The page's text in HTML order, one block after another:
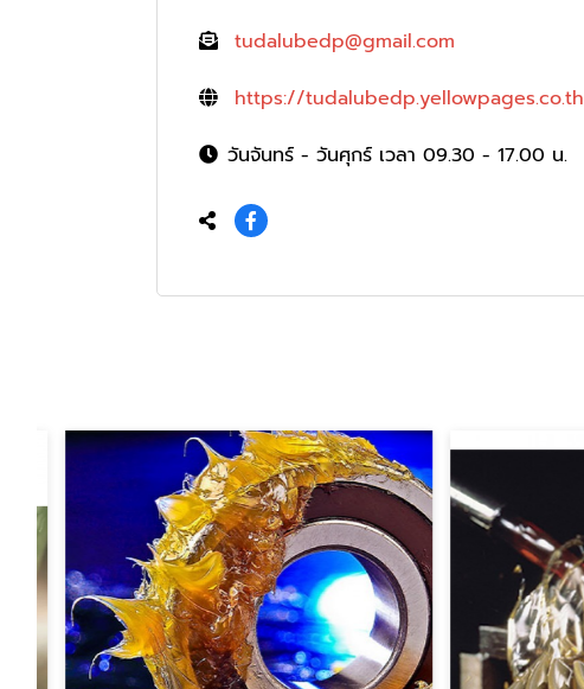
tudalubedp@gmail.com
https://tudalubedp.yellowpages.co.th
วันจันทร์ - วันศุกร์ เวลา 09.30 - 17.00 น.